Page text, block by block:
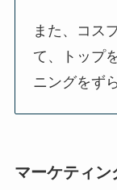
また、コス
て、トップ
ニングをず
マーケティン